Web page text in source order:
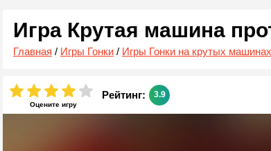
Игра Крутая машина
Главная / Игры Гонки / Игры Гонки на крутых машинах
Оцените игру
Рейтинг: 3.9